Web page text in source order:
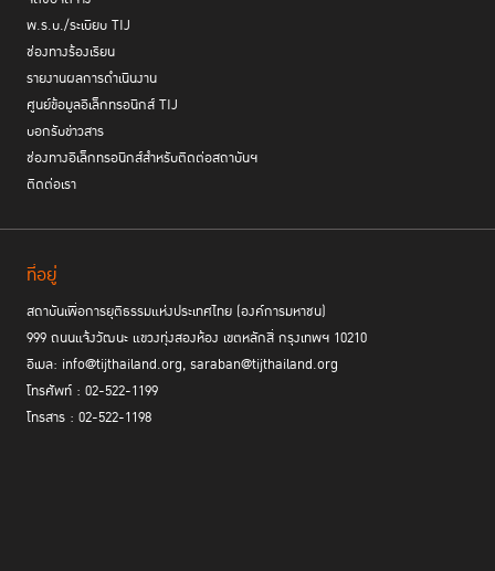
พ.ร.บ./ระเบียบ TIJ
ช่องทางร้องเรียน
รายงานผลการดำเนินงาน
ศูนย์ข้อมูลอิเล็กทรอนิกส์ TIJ
บอกรับข่าวสาร
ช่องทางอิเล็กทรอนิกส์สำหรับติดต่อสถาบันฯ
ติดต่อเรา
ที่อยู่
สถาบันเพื่อการยุติธรรมแห่งประเทศไทย (องค์การมหาชน)
999 ถนนแจ้งวัฒนะ แขวงทุ่งสองห้อง เขตหลักสี่ กรุงเทพฯ 10210
อีเมล: info@tijthailand.org, saraban@tijthailand.org
โทรศัพท์ : 02-522-1199
โทรสาร : 02-522-1198